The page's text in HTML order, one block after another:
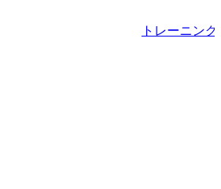
トレーニング